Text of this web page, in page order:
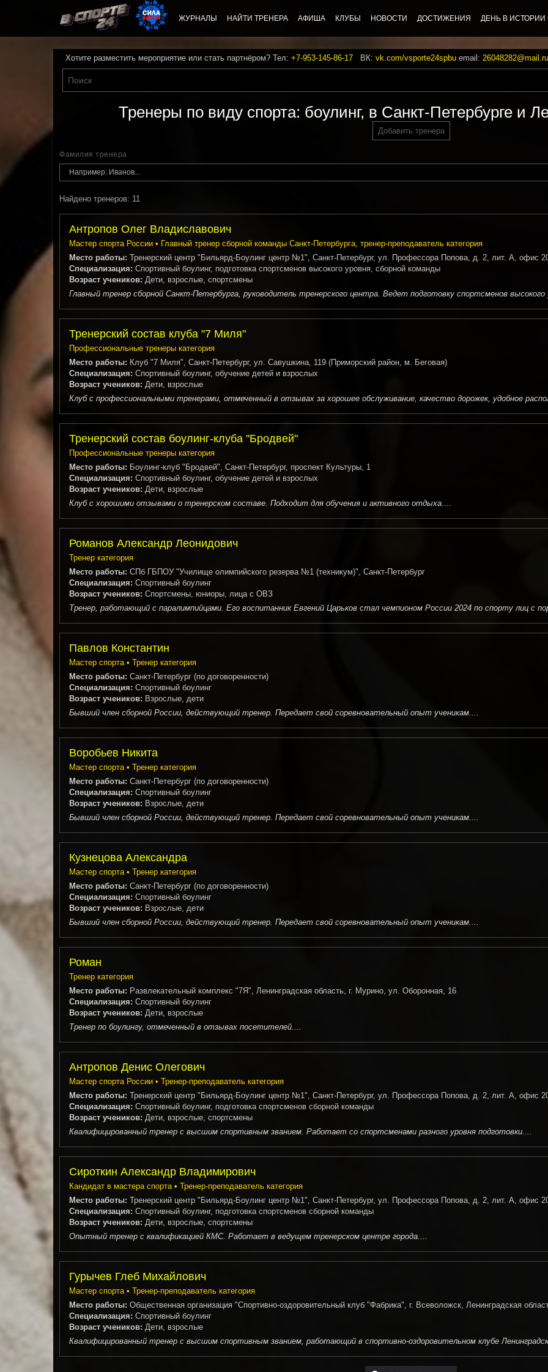
ЖУРНАЛЫ НАЙТИ ТРЕНЕРА АФИША КЛУБЫ НОВОСТИ ДОСТИЖЕНИЯ ДЕНЬ В ИСТОРИИ
Хотите разместить мероприятие или стать партнёром? Тел: +7-953-145-86-17 ВК: vk.com/vsporte24spbu email: 26048282@mail.ru
Тренеры по виду спорта: боулинг, в Санкт-Петербурге и
Добавить тренера
Фамилия тренера
Найдено тренеров: 11
Антропов Олег Владиславович
Мастер спорта России • Главный тренер сборной команды Санкт-Петербурга, тренер-преподаватель категория
Место работы: Тренерский центр "Бильярд-Боулинг центр №1", Санкт-Петербург, ул. Профессора Попова, д. 2, лит. А, офис
Специализация: Спортивный боулинг, подготовка спортсменов высокого уровня, сборной команды
Возраст учеников: Дети, взрослые, спортсмены
Главный тренер сборной Санкт-Петербурга, руководитель тренерского центра. Ведет подготовку спортсменов высокого
Тренерский состав клуба "7 Миля"
Профессиональные тренеры категория
Место работы: Клуб "7 Миля", Санкт-Петербург, ул. Савушкина, 119 (Приморский район, м. Беговая)
Специализация: Спортивный боулинг, обучение детей и взрослых
Возраст учеников: Дети, взрослые
Клуб с профессиональными тренерами, отмеченный в отзывах за хорошее обслуживание, качество дорожек, удобное
Тренерский состав боулинг-клуба "Бродвей"
Профессиональные тренеры категория
Место работы: Боулинг-клуб "Бродвей", Санкт-Петербург, проспект Культуры, 1
Специализация: Спортивный боулинг, обучение детей и взрослых
Возраст учеников: Дети, взрослые
Клуб с хорошими отзывами о тренерском составе. Подходит для обучения и активного отдыха....
Романов Александр Леонидович
Тренер категория
Место работы: СПб ГБПОУ "Училище олимпийского резерва №1 (техникум)", Санкт-Петербург
Специализация: Спортивный боулинг
Возраст учеников: Спортсмены, юниоры, лица с ОВЗ
Тренер, работающий с паралимпийцами. Его воспитанник Евгений Царьков стал чемпионом России 2024 по спорту лиц с
Павлов Константин
Мастер спорта • Тренер категория
Место работы: Санкт-Петербург (по договоренности)
Специализация: Спортивный боулинг
Возраст учеников: Взрослые, дети
Бывший член сборной России, действующий тренер. Передает свой соревновательный опыт ученикам....
Воробьев Никита
Мастер спорта • Тренер категория
Место работы: Санкт-Петербург (по договоренности)
Специализация: Спортивный боулинг
Возраст учеников: Взрослые, дети
Бывший член сборной России, действующий тренер. Передает свой соревновательный опыт ученикам....
Кузнецова Александра
Мастер спорта • Тренер категория
Место работы: Санкт-Петербург (по договоренности)
Специализация: Спортивный боулинг
Возраст учеников: Взрослые, дети
Бывший член сборной России, действующий тренер. Передает свой соревновательный опыт ученикам....
Роман
Тренер категория
Место работы: Развлекательный комплекс "7Я", Ленинградская область, г. Мурино, ул. Оборонная, 16
Специализация: Спортивный боулинг
Возраст учеников: Дети, взрослые
Тренер по боулингу, отмеченный в отзывах посетителей....
Антропов Денис Олегович
Мастер спорта России • Тренер-преподаватель категория
Место работы: Тренерский центр "Бильярд-Боулинг центр №1", Санкт-Петербург, ул. Профессора Попова, д. 2, лит. А, офис
Специализация: Спортивный боулинг, подготовка спортсменов сборной команды
Возраст учеников: Дети, взрослые, спортсмены
Квалифицированный тренер с высшим спортивным званием. Работает со спортсменами разного уровня подготовки....
Сироткин Александр Владимирович
Кандидат в мастера спорта • Тренер-преподаватель категория
Место работы: Тренерский центр "Бильярд-Боулинг центр №1", Санкт-Петербург, ул. Профессора Попова, д. 2, лит. А, офис
Специализация: Спортивный боулинг, подготовка спортсменов сборной команды
Возраст учеников: Дети, взрослые, спортсмены
Опытный тренер с квалификацией КМС. Работает в ведущем тренерском центре города....
Гурычев Глеб Михайлович
Мастер спорта • Тренер-преподаватель категория
Место работы: Общественная организация "Спортивно-оздоровительный клуб "Фабрика", г. Всеволожск, Ленинградская
Специализация: Спортивный боулинг
Возраст учеников: Дети, взрослые
Квалифицированный тренер с высшим спортивным званием, работающий в спортивно-оздоровительном клубе